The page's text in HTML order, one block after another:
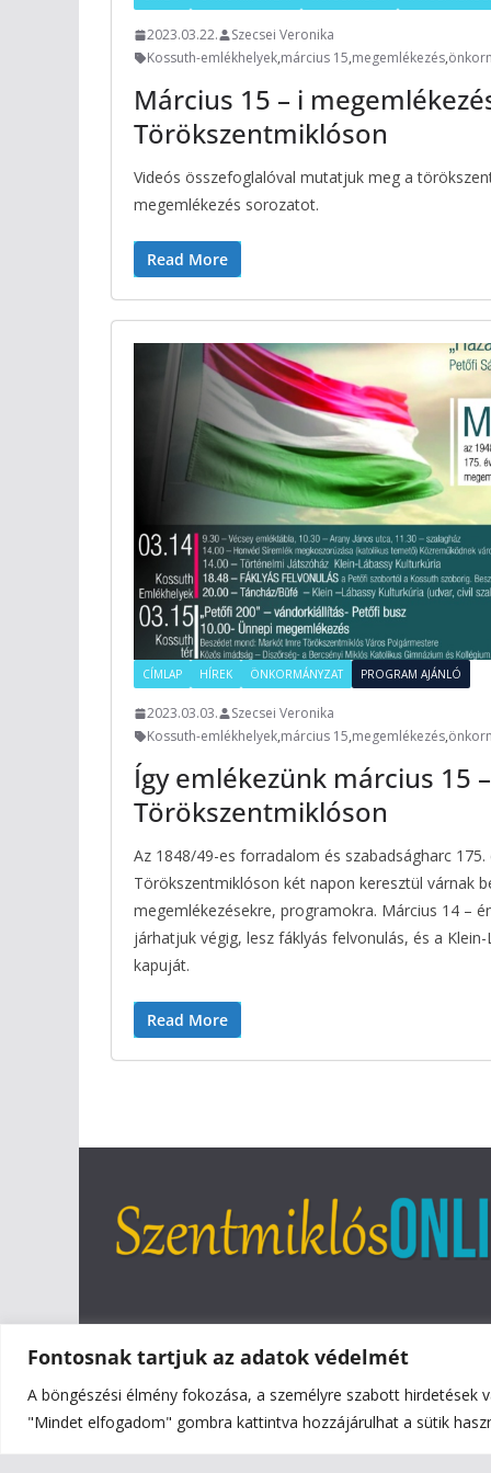
Fontosnak tartjuk az adatok védelmét
A böngészési élmény fokozása, a személyre szabott
"Mindet elfogadom" gombra kattintva hozzájárulhat a sütik
2023.03.22.
Szecsei Veronika
Kossuth-emlékhelyek,március 15,megemlékezés,
Március 15 – i
Törökszentmiklóson
Videós összefoglalóval mutatjuk meg a
megemlékezés sorozatot.
Read More
CÍMLAP HÍREK ÖNKORMÁNYZAT PROGRAM AJÁNLÓ
2023.03.03.
Szecsei Veronika
Kossuth-emlékhelyek,március 15,megemlékezés,
Így emlékezünk március 15
Törökszentmiklóson
Az 1848/49-es forradalom és szabadságharc
Törökszentmiklóson két napon keresztül várnak
megemlékezésekre, programokra. Március 14 –
járhatjuk végig, lesz fáklyás felvonulás, és a
kapuját.
Read More
Copyright © 2026Szentmiklós Online. All rights
Theme: ColorMagby ThemeGrill. Powered by